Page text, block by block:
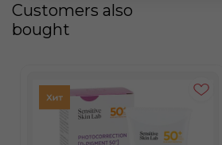
Customers also
bought